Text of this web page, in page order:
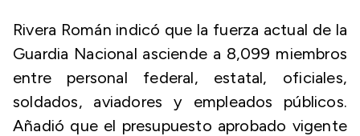
Rivera Román indicó que la fuerza actual de la
Guardia Nacional asciende a 8,099 miembros
entre personal federal, estatal, oficiales,
soldados, aviadores y empleados públicos.
Añadió que el presupuesto aprobado vigente